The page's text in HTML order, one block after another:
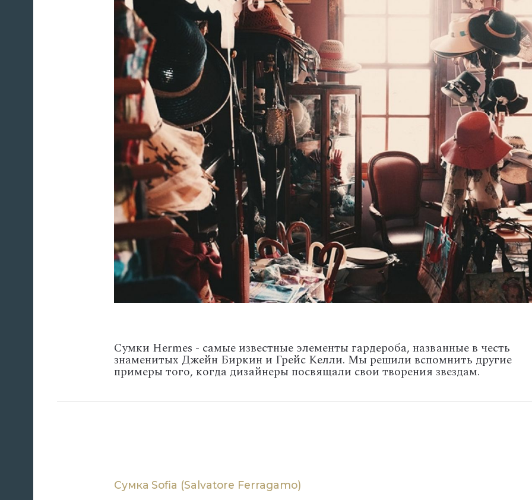
Сумки Hermes - самые известные элементы гардероба, названные в честь
знаменитых Джейн Биркин и Грейс Келли. Мы решили вспомнить другие
примеры того, когда дизайнеры посвящали свои творения звездам.
Сумка Sofia (Salvatore Ferragamo)